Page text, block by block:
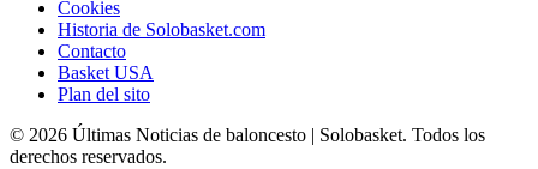
Cookies
Historia de Solobasket.com
Contacto
Basket USA
Plan del sito
© 2026 Últimas Noticias de baloncesto | Solobasket. Todos los
derechos reservados.